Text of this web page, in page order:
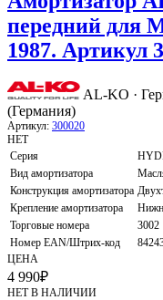
передний для
1987. Артикул
AL-KO ·
(Германия)
Артикул: 300020
НЕТ
Серия
Вид амортизатора
Конструкция амортизатора
Крепление амортизатора
Торговые номера
3002
Номер EAN/Штрих-код
ЦЕНА
4 990₽
НЕТ В НАЛИЧИИ